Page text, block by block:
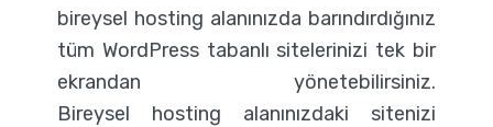
bireysel hosting alanınızda barındırdığınız
tüm WordPress tabanlı sitelerinizi tek bir
ekrandan yönetebilirsiniz.
Bireysel hosting alanınızdaki sitenizi